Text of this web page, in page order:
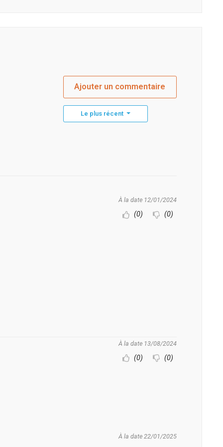
Ajouter un commentaire
Le plus récent
À la date 12/01/2024
(0) (0)
À la date 13/08/2024
(0) (0)
À la date 22/01/2025